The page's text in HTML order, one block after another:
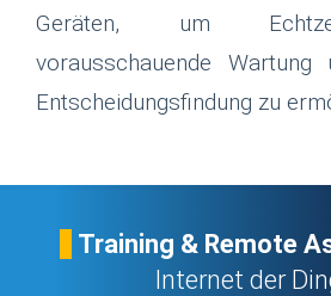
Geräten, um Echtzeit-
vorausschauende Wartung
Entscheidungsfindung zu
Training & Remote
Internet der